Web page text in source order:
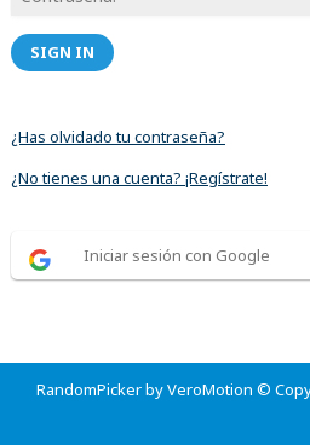
SIGN IN
¿Has olvidado tu contraseña?
¿No tienes una cuenta? ¡Regístrate!
Iniciar sesión con Google
RandomPicker by VeroMotion ©